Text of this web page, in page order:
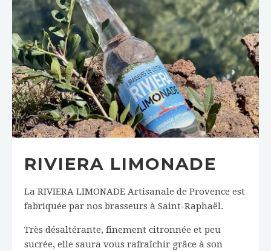
RIVIERA LIMONADE
La RIVIERA LIMONADE Artisanale de Provence est
fabriquée par nos brasseurs à Saint-Raphaël.
Très désaltérante, finement citronnée et peu
sucrée, elle saura vous rafraîchir grâce à son